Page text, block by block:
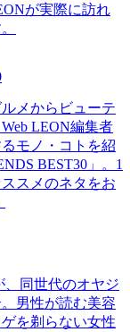
が実際に訪れ
メからビューテ
LEON編集者
モノ・コトを紹
BEST30」。1
スメのネタをお
、同世代のオヤジ
男性が読む美容
を剃らない女性